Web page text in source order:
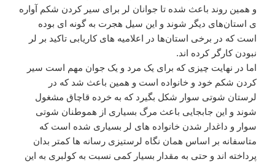
و همین روند باعث شده تا جوانان لر برای سیر کردن شکم آواره
ی استان‌های دیگر شوند و این سیل هجرت به گونه ای بوده
است که در برخی استان‌ها در اعلامیه های کاریابی تاکید بر لر
نبودن کارگر کرده اند.
اما در نهایت چیزی که برای یک مرد و یک جوان مهم است سیر
کردن شکم خود و خانواده است و همین باعث شد که در
لرستان شوتی سوار شکل بگیرد که به خرده قاچاق مشغول
شوند و این جابجایی باعث مرگ بسیاری از هموطنان شوتی
سوار و داغدار شدن خانواده های لر بسیاری شده است که
متاسفانه بر اساس همان نگاه لرستیزی رسانه ها کمتر بدان
پرداخته اند و حتی به مقدار بسیار کمی نسبت به کولبری به این